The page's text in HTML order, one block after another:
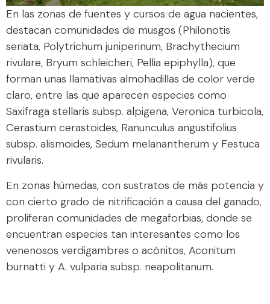
En las zonas de fuentes y cursos de agua nacientes,
destacan comunidades de musgos (Philonotis
seriata, Polytrichum juniperinum, Brachythecium
rivulare, Bryum schleicheri, Pellia epiphylla), que
forman unas llamativas almohadillas de color verde
claro, entre las que aparecen especies como
Saxifraga stellaris subsp. alpigena, Veronica turbicola,
Cerastium cerastoides, Ranunculus angustifolius
subsp. alismoides, Sedum melanantherum y Festuca
rivularis.
En zonas húmedas, con sustratos de más potencia y
con cierto grado de nitrificación a causa del ganado,
proliferan comunidades de megaforbias, donde se
encuentran especies tan interesantes como los
venenosos verdigambres o acónitos, Aconitum
burnatti y A. vulparia subsp. neapolitanum.